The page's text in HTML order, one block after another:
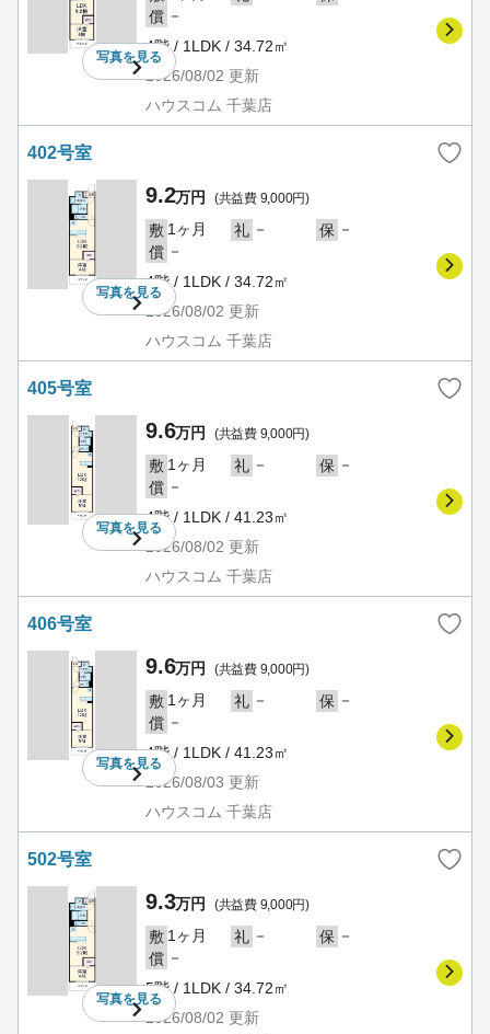
写真を見る
償 －
4階 / 1LDK / 34.72㎡
2026/08/02 更新
ハウスコム 千葉店
402号室
写真を見る
9.2万円 (共益費 9,000円)
敷 1ヶ月 礼 － 保 －
償 －
4階 / 1LDK / 34.72㎡
2026/08/02 更新
ハウスコム 千葉店
405号室
写真を見る
9.6万円 (共益費 9,000円)
敷 1ヶ月 礼 － 保 －
償 －
4階 / 1LDK / 41.23㎡
2026/08/02 更新
ハウスコム 千葉店
406号室
写真を見る
9.6万円 (共益費 9,000円)
敷 1ヶ月 礼 － 保 －
償 －
4階 / 1LDK / 41.23㎡
2026/08/03 更新
ハウスコム 千葉店
502号室
写真を見る
9.3万円 (共益費 9,000円)
敷 1ヶ月 礼 － 保 －
償 －
5階 / 1LDK / 34.72㎡
2026/08/02 更新